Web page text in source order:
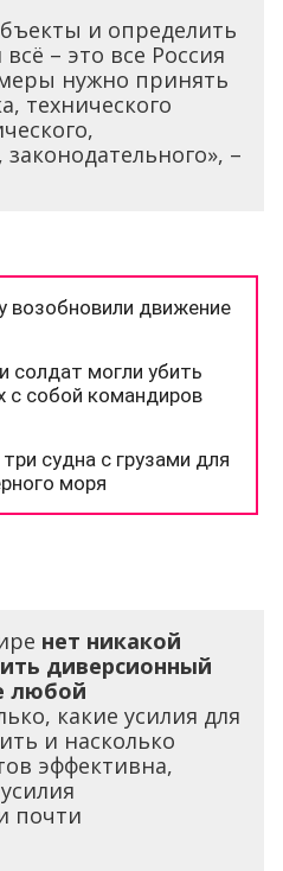
и определить
– это все Россия
нужно принять
технического
–
нет никакой
диверсионный
любой
какие усилия для
и насколько
эффективна,
почти